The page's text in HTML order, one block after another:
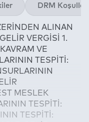
Linkedin
Whatsapp
E-mail
DRM Koşulları
ALINAN
VERGİSİ 1.
VE
TESPİTİ:
MESLEK
TESPİTİ:
TESPİTİ: